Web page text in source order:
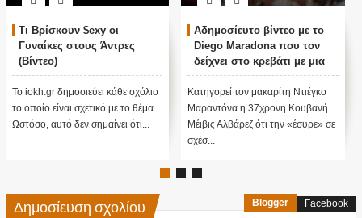
Τι Βρίσκουν $exy οι
Γυναίκες στους Άντρες
(Βίντεο)
Το iokh.gr δημοσιεύει κάθε σχόλιο
το οποίο είναι σχετικό με το θέμα.
Ωστόσο, αυτό δεν σημαίνει ότι...
Αδημοσίευτο βίντεο με το
Diego Maradona που τον
δείχνει στο κρεβάτι με μια
16χρονη!
Κατηγορεί τον μακαρίτη Ντιέγκο
Μαραντόνα η 37χρονη Κουβανή
Μέιβις Αλβάρεζ ότι την «έσυρε» σε
σχέσ...
Δημοσίευση σχολίου Blogger Facebook